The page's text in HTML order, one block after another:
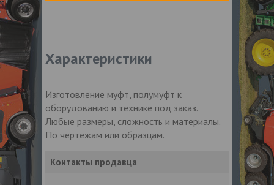
Характеристики
Изготовление муфт, полумуфт к
оборудованию и технике под заказ.
Любые размеры, сложность и материалы.
По чертежам или образцам.
Контакты продавца